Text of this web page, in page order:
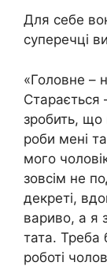
Для себе
суперечці
«Головне –
зробить, що
роби мені
мого
зовсім не
декреті,
вариво, а я
тата. Треба
роботі